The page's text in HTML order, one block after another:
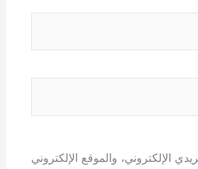
الإلكتروني، والموقع الإلكتروني